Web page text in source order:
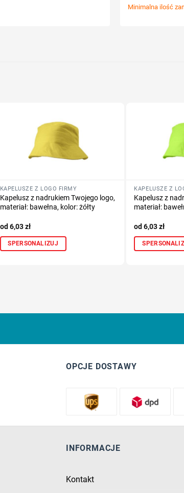
Minimalna ilość
KAPELUSZE Z LOGO FIRMY
Kapelusz z nadrukiem Twojego logo,
materiał: bawełna, kolor: żółty
6,03zł
SPERSONALIZUJ
KAPELUSZE Z
Kapelusz z
materiał:
6,03zł
OPCJE DOSTAWY
INFORMACJE
Kontakt